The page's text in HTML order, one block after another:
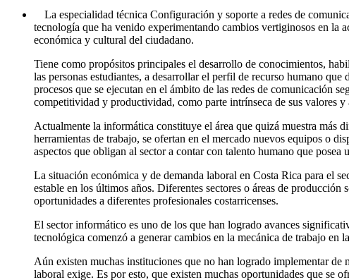
La especialidad técnica Configuración y soporte a redes de
tecnología que ha venido experimentando cambios vertiginosos en la
económica y cultural del ciudadano.
Tiene como propósitos principales el desarrollo de conocimientos,
las personas estudiantes, a desarrollar el perfil de recurso humano
procesos que se ejecutan en el ámbito de las redes de comunicación
competitividad y productividad, como parte intrínseca de sus valores y
Actualmente la informática constituye el área que quizá muestra más
herramientas de trabajo, se ofertan en el mercado nuevos equipos o
aspectos que obligan al sector a contar con talento humano que posea
La situación económica y de demanda laboral en Costa Rica para el
estable en los últimos años. Diferentes sectores o áreas de
oportunidades a diferentes profesionales costarricenses.
El sector informático es uno de los que han logrado avances
tecnológica comenzó a generar cambios en la mecánica de trabajo en
Aún existen muchas instituciones que no han logrado implementar
laboral exige. Es por esto, que existen muchas oportunidades que se